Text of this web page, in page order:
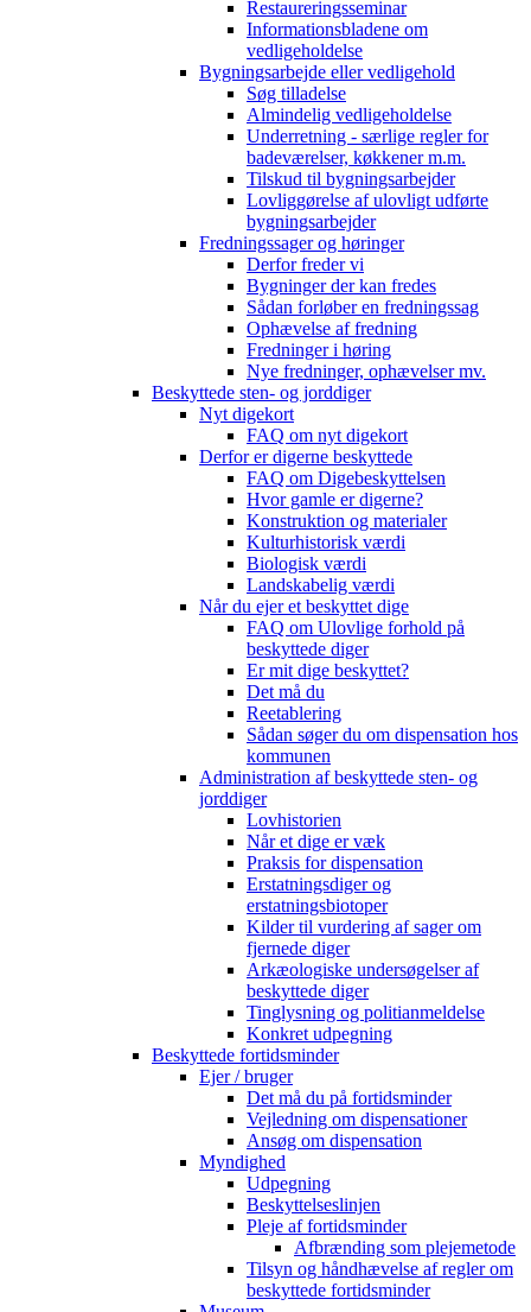
Restaureringsseminar
Informationsbladene om
vedligeholdelse
Bygningsarbejde eller vedligehold
Søg tilladelse
Almindelig vedligeholdelse
Underretning - særlige regler for
badeværelser, køkkener m.m.
Tilskud til bygningsarbejder
Lovliggørelse af ulovligt udførte
bygningsarbejder
Fredningssager og høringer
Derfor freder vi
Bygninger der kan fredes
Sådan forløber en fredningssag
Ophævelse af fredning
Fredninger i høring
Nye fredninger, ophævelser mv.
Beskyttede sten- og jorddiger
Nyt digekort
FAQ om nyt digekort
Derfor er digerne beskyttede
FAQ om Digebeskyttelsen
Hvor gamle er digerne?
Konstruktion og materialer
Kulturhistorisk værdi
Biologisk værdi
Landskabelig værdi
Når du ejer et beskyttet dige
FAQ om Ulovlige forhold på
beskyttede diger
Er mit dige beskyttet?
Det må du
Reetablering
Sådan søger du om dispensation hos
kommunen
Administration af beskyttede sten- og
jorddiger
Lovhistorien
Når et dige er væk
Praksis for dispensation
Erstatningsdiger og
erstatningsbiotoper
Kilder til vurdering af sager om
fjernede diger
Arkæologiske undersøgelser af
beskyttede diger
Tinglysning og politianmeldelse
Konkret udpegning
Beskyttede fortidsminder
Ejer / bruger
Det må du på fortidsminder
Vejledning om dispensationer
Ansøg om dispensation
Myndighed
Udpegning
Beskyttelseslinjen
Pleje af fortidsminder
Afbrænding som plejemetode
Tilsyn og håndhævelse af regler om
beskyttede fortidsminder